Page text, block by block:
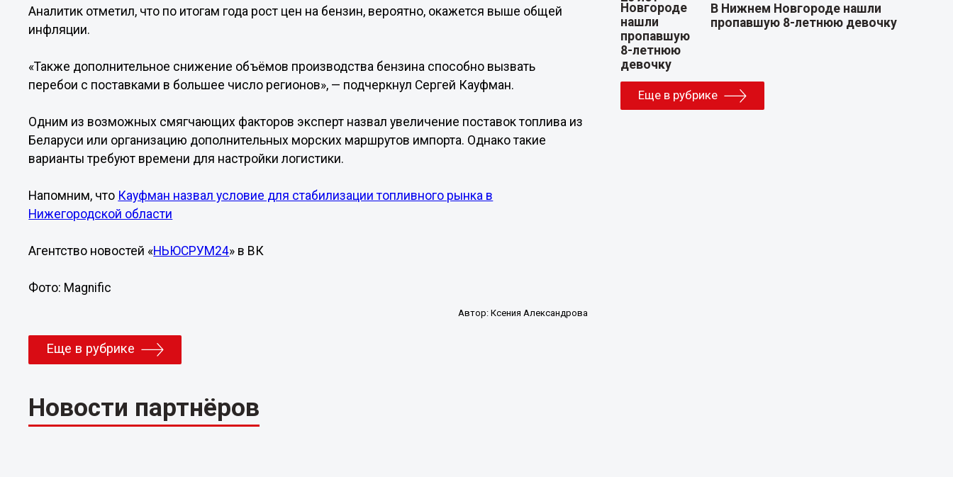
Аналитик отметил, что по итогам года рост цен на бензин, вероятно, окажется выше общей
инфляции.
«Также дополнительное снижение объёмов производства бензина способно вызвать
перебои с поставками в большее число регионов», — подчеркнул Сергей Кауфман.
Одним из возможных смягчающих факторов эксперт назвал увеличение поставок топлива из
Беларуси или организацию дополнительных морских маршрутов импорта. Однако такие
варианты требуют времени для настройки логистики.
Напомним, что Кауфман назвал условие для стабилизации топливного рынка в
Нижегородской области
Агентство новостей «НЬЮСРУМ24» в ВК
Фото: Magnific
Автор: Ксения Александрова
Еще в рубрике
Новости партнёров
В Нижнем Новгороде нашли
пропавшую 8-летнюю девочку
Еще в рубрике